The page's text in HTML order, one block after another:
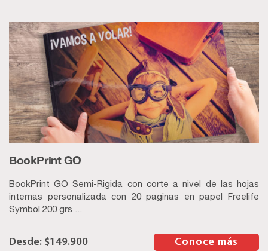
BookPrint GO
BookPrint GO Semi-Rigida con corte a nivel de las hojas
internas personalizada con 20 paginas en papel Freelife
Symbol 200 grs ...
$149.900 Conoce más